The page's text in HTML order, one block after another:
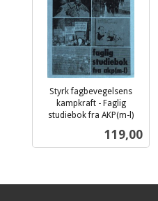
Styrk fagbevegelsens
kampkraft - Faglig
studiebok fra AKP(m-l)
Pris
119,00